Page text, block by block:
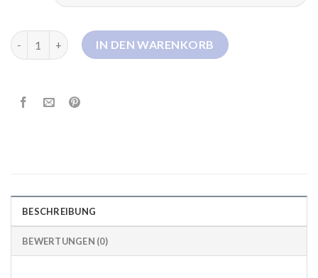
daunenjacke kurz MengeIN DEN WARENKORB
BESCHREIBUNG
BEWERTUNGEN (0)